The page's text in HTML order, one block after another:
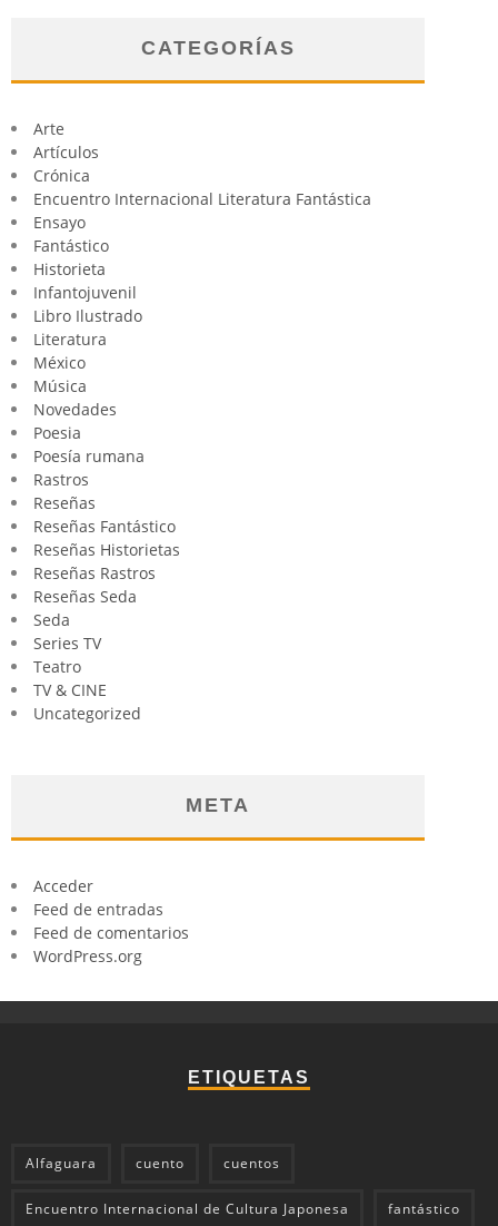
CATEGORÍAS
Arte
Artículos
Crónica
Encuentro Internacional Literatura Fantástica
Ensayo
Fantástico
Historieta
Infantojuvenil
Libro Ilustrado
Literatura
México
Música
Novedades
Poesia
Poesía rumana
Rastros
Reseñas
Reseñas Fantástico
Reseñas Historietas
Reseñas Rastros
Reseñas Seda
Seda
Series TV
Teatro
TV & CINE
Uncategorized
META
Acceder
Feed de entradas
Feed de comentarios
WordPress.org
ETIQUETAS
Alfaguara cuento cuentos
Encuentro Internacional de Cultura Japonesa fantástico